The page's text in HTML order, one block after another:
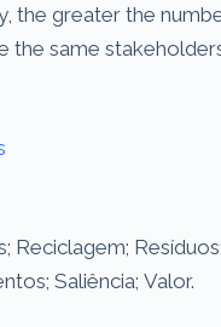
the greater the
the same
Reciclagem; Resíduos;
Saliência; Valor.